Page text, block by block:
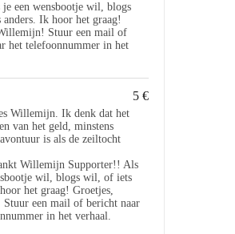
een wensbootje wil, blogs
Ik hoor het graag!
Stuur een mail of
het telefoonnummer in het
5 €
Willemijn. Ik denk dat het
van het geld, minstens
is als de zeiltocht
Willemijn Supporter!! Als
wil, blogs wil, of iets
het graag! Groetjes,
een mail of bericht naar
in het verhaal.